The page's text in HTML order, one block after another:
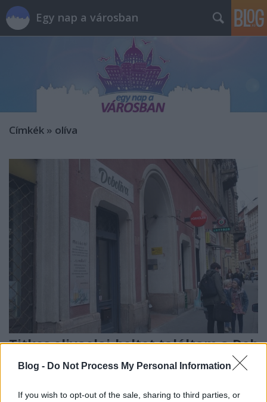
Blog - Do Not Process My Personal Information
If you wish to opt-out of the sale, sharing to third parties, or
Egy nap a városban
Címkék » olíva
Titkos olivaolaj-boltot találtam a Dob
utcában, és baromi jó